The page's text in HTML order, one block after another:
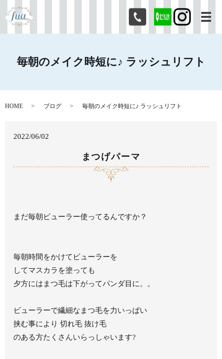
メ
毎朝のメイク時短に♪ ラッシュリフト
HOME ブログ 毎朝のメイク時短に♪ ラッシュリフト
2022/06/02
まつげパーマ
まだ毎朝ビューラー使ってるんですか？
毎朝時間をかけてビューラーを
してマスカラを塗っても
夕方にはまつ毛は下がってパンダ目に。。
ビューラーで繊細なまつ毛を力いっぱい
挟む事により 切れ毛 抜け毛
のある方たくさんいらっしゃいます?